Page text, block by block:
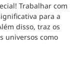
Trabalhar com
para a
disso, traz os
universos como